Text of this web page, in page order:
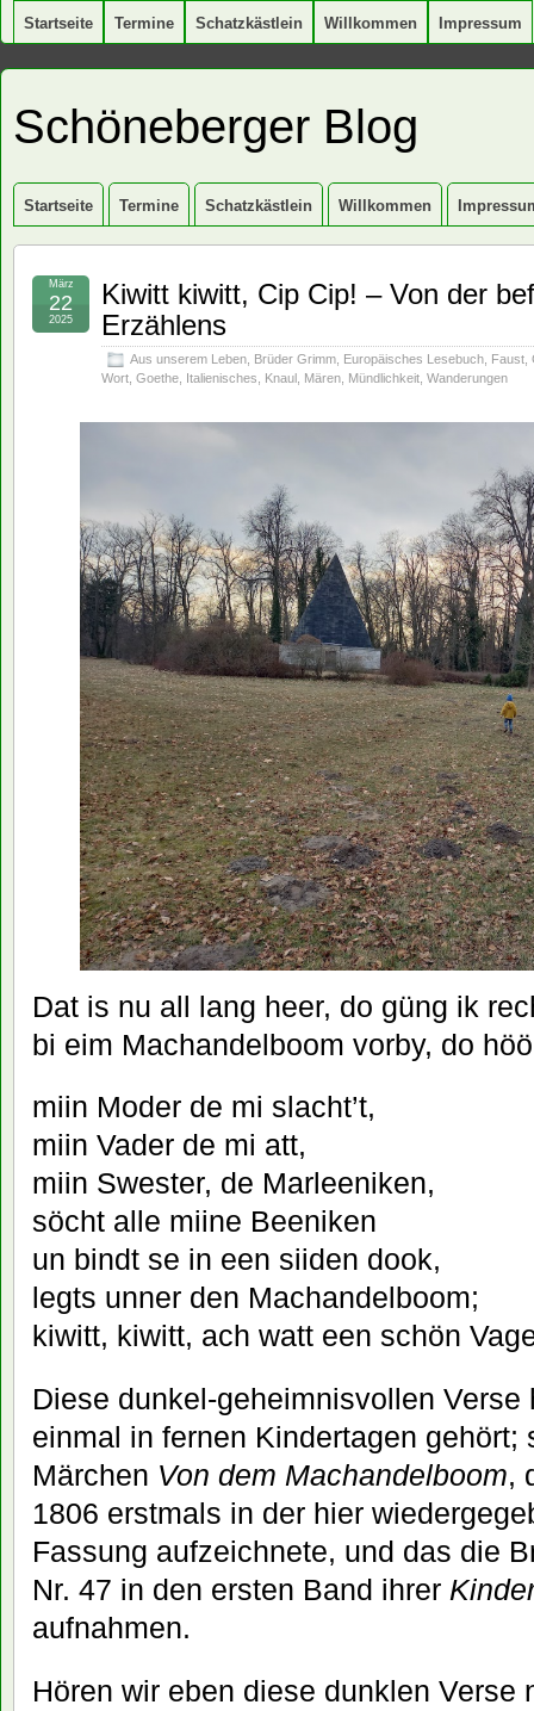
Startseite Termine Schatzkästlein Willkommen Impressum
Schöneberger Blog
Startseite Termine Schatzkästlein Willkommen
Kiwitt kiwitt, Cip Cip! – Von der
Erzählens
Aus unserem Leben Brüder Grimm Europäisches Lesebuch Faust
Wort Goethe Italienisches Knaul Mären Mündlichkeit Wanderungen
März
22
2025
Dat is nu all lang heer, do güng ik
bi eim Machandelboom vorby, do
miin Moder de mi slacht’t,
miin Vader de mi att,
miin Swester, de Marleeniken,
söcht alle miine Beeniken
un bindt se in een siiden dook,
legts unner den Machandelboom;
kiwitt, kiwitt, ach watt een schön
Diese dunkel-geheimnisvollen Verse
einmal in fernen Kindertagen gehört;
Märchen Von dem Machandelboom,
1806 erstmals in der hier
Fassung aufzeichnete, und das die
Nr. 47 in den ersten Band ihrer
aufnahmen.
Hören wir eben diese dunklen Verse